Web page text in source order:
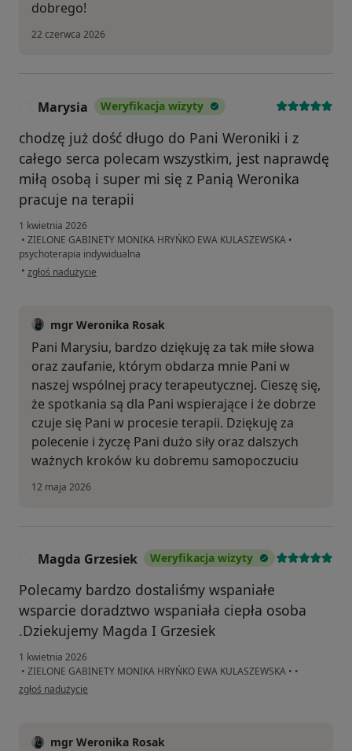
dobrego!
22 czerwca 2026
Marysia Weryfikacja wizyty
chodzę już dość długo do Pani Weroniki i z
całego serca polecam wszystkim, jest naprawdę
miłą osobą i super mi się z Panią Weronika
pracuje na terapii
1 kwietnia 2026
• ZIELONE GABINETY MONIKA HRYŃKO EWA KULASZEWSKA •
psychoterapia indywidualna
• w opinii użytkownika Marysia
zgłoś nadużycie
mgr Weronika Rosak
Pani Marysiu, bardzo dziękuję za tak miłe słowa
oraz zaufanie, którym obdarza mnie Pani w
naszej wspólnej pracy terapeutycznej. Cieszę się,
że spotkania są dla Pani wspierające i że dobrze
czuje się Pani w procesie terapii. Dziękuję za
polecenie i życzę Pani dużo siły oraz dalszych
ważnych kroków ku dobremu samopoczuciu
12 maja 2026
Magda Grzesiek Weryfikacja wizyty
Polecamy bardzo dostaliśmy wspaniałe
wsparcie doradztwo wspaniała ciepła osoba
.Dziekujemy Magda I Grzesiek
1 kwietnia 2026
• ZIELONE GABINETY MONIKA HRYŃKO EWA KULASZEWSKA • •
w opinii użytkownika Magda Grzesiek
zgłoś nadużycie
mgr Weronika Rosak